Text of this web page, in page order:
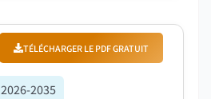
TÉLÉCHARGER LE PDF GRATUIT
2026-2035